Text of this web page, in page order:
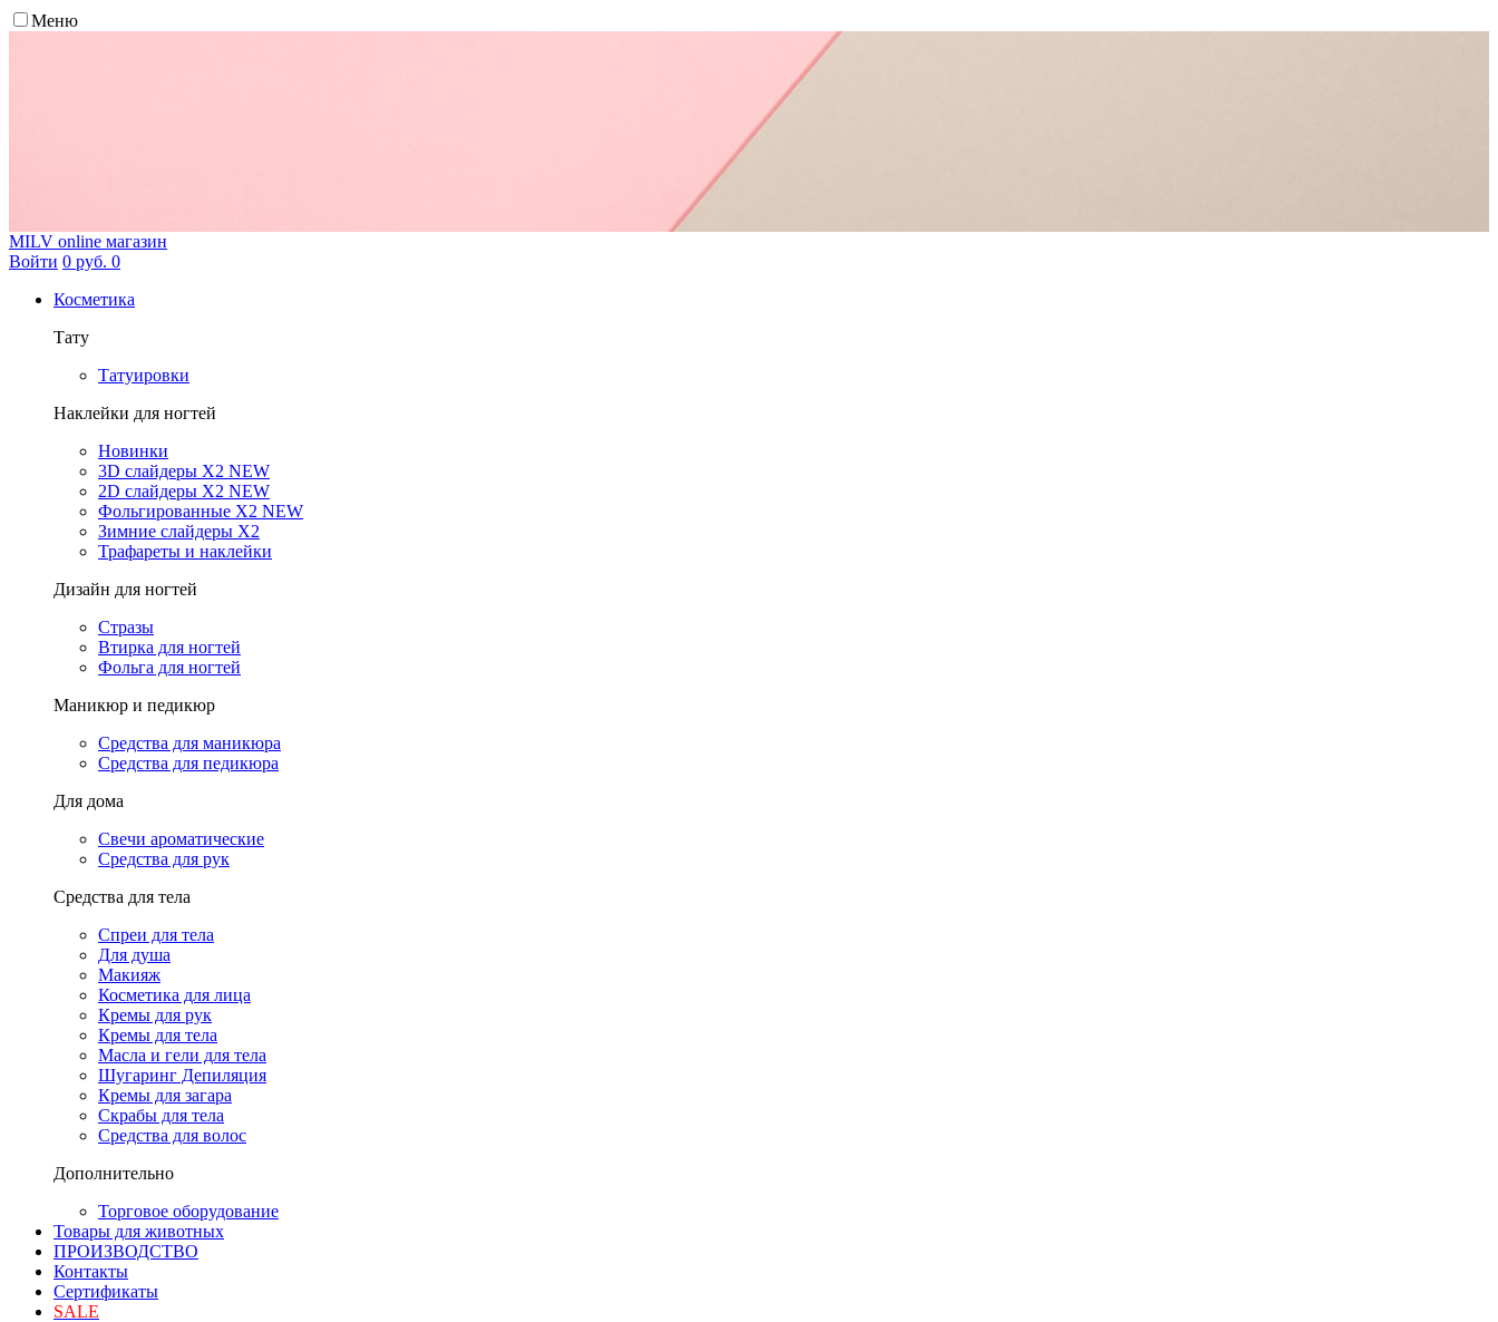
Меню
MILV online магазин
Войти 0 руб. 0
Косметика
Тату
Татуировки
Наклейки для ногтей
Новинки
3D слайдеры X2 NEW
2D слайдеры X2 NEW
Фольгированные X2 NEW
Зимние слайдеры Х2
Трафареты и наклейки
Дизайн для ногтей
Стразы
Втирка для ногтей
Фольга для ногтей
Маникюр и педикюр
Средства для маникюра
Средства для педикюра
Для дома
Свечи ароматические
Средства для рук
Средства для тела
Спреи для тела
Для душа
Макияж
Косметика для лица
Кремы для рук
Кремы для тела
Масла и гели для тела
Шугаринг Депиляция
Кремы для загара
Скрабы для тела
Средства для волос
Дополнительно
Торговое оборудование
Товары для животных
ПРОИЗВОДСТВО
Контакты
Сертификаты
SALE